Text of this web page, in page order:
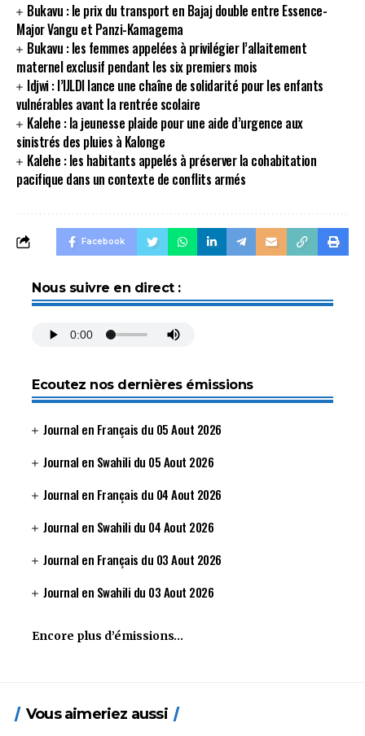
Bukavu : le prix du transport en Bajaj double entre Essence-
Major Vangu et Panzi-Kamagema
Bukavu : les femmes appelées à privilégier l’allaitement
maternel exclusif pendant les six premiers mois
Idjwi : l’IJLDI lance une chaîne de solidarité pour les enfants
vulnérables avant la rentrée scolaire
Kalehe : la jeunesse plaide pour une aide d’urgence aux
sinistrés des pluies à Kalonge
Kalehe : les habitants appelés à préserver la cohabitation
pacifique dans un contexte de conflits armés
Facebook
Nous suivre en direct :
Ecoutez nos dernières émissions
Journal en Français du 05 Aout 2026
Journal en Swahili du 05 Aout 2026
Journal en Français du 04 Aout 2026
Journal en Swahili du 04 Aout 2026
Journal en Français du 03 Aout 2026
Journal en Swahili du 03 Aout 2026
Encore plus d’émissions…
Vous aimeriez aussi